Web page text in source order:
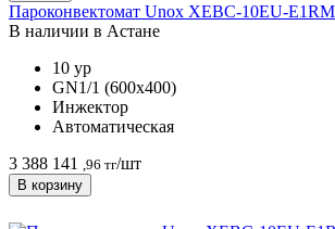
Пароконвектомат Unox XEBC-10EU-
В наличии в Астанe
10 ур
GN1/1 (600х400)
Инжектор
Автоматическая
3 388 141
,96 тг/шт
В корзину